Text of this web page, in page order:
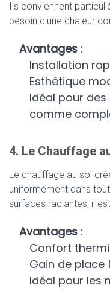
Ils conviennent
besoin d'une chaleur
Avantages:
Installation
Esthétique
Idéal pour
comme
4. Le Chauffage
Le chauffage au sol
uniformément dans
surfaces radiantes, il
Avantages:
Confort
Gain de place
Idéal pour les